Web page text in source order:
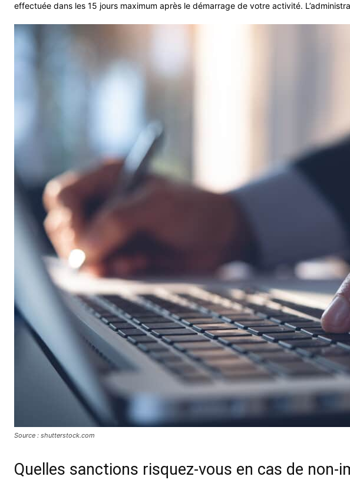
effectuée dans les 15 jours maximum après le démarrage de votre activité.
Source : shutterstock.com
Quelles sanctions risquez-vous en cas de non-